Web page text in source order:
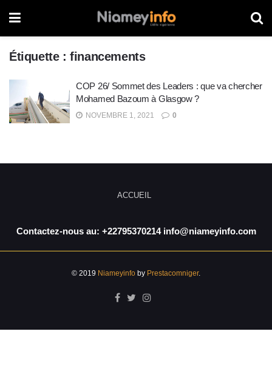
Étiquette :financements
COP 26/ Sommet des Leaders : que va chercher
Mohamed Bazoum à Glasgow ?
NOVEMBRE 1, 2021 0
ACCUEIL
Contactez-nous au: +22795370214 info@niameyinfo.com
© 2019 Niameyinfo by Prestacomniger.